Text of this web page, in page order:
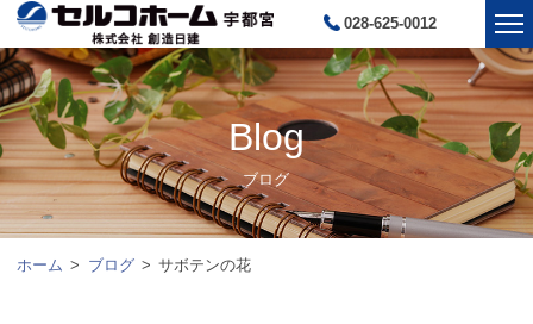
028-625-0012
Blog
ブログ
ホーム ブログ サボテンの花